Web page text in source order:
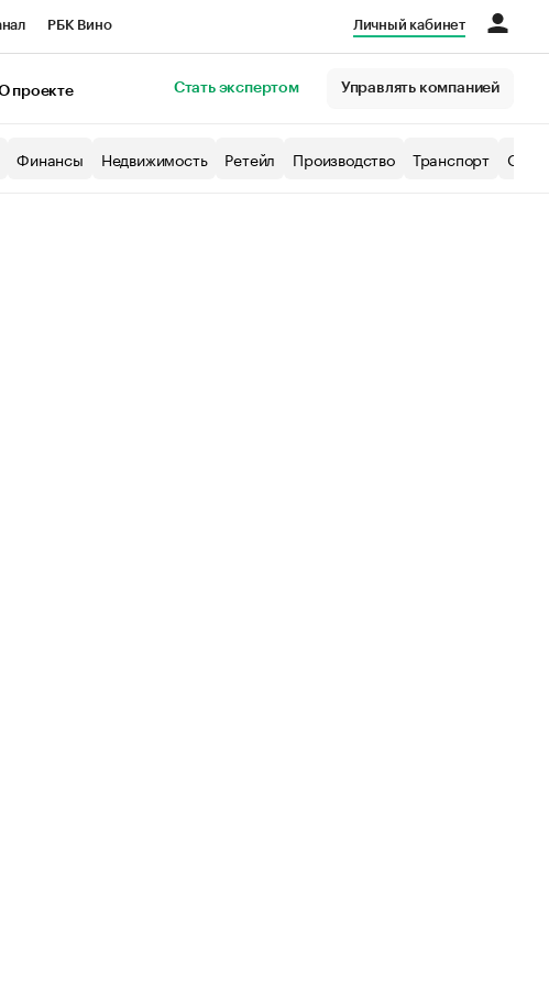
РБК Вино Личный кабинет
проекте Стать экспертом Управлять компанией
Финансы Недвижимость Ретейл Производство Транспорт